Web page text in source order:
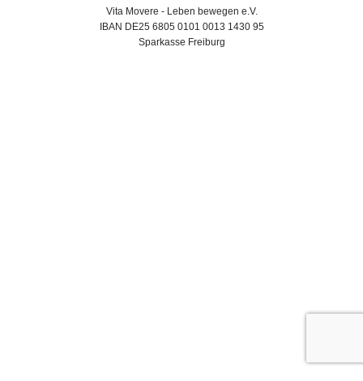
Vita Movere - Leben bewegen e.V.
IBAN DE25 6805 0101 0013 1430 95
Sparkasse Freiburg